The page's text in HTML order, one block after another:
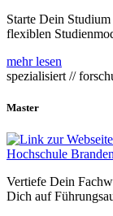
Starte Dein
flexiblen
mehr lesen
spezialisiert //
Master
Vertiefe Dein
Dich auf